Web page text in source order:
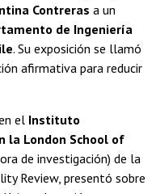
Contreras a un
de Ingeniería
. Su exposición se llamó
afirmativa para reducir
el Instituto
la London School of
de investigación) de la
Review, presentó sobre